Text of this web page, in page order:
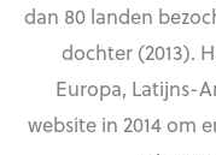
dan 80 landen
dochter (2013).
Europa, Latijns-
website in 2014 om